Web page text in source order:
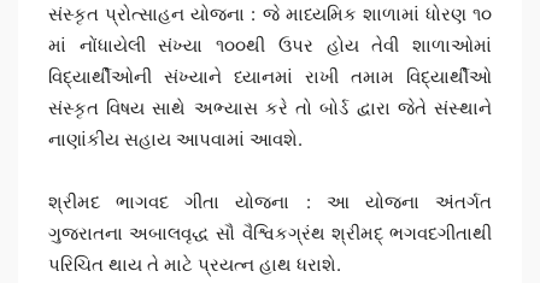
સંસ્કૃત પ્રોત્સાહન યોજના : જે માધ્યમિક શાળામાં ધોરણ ૧૦
માં નોંધાયેલી સંખ્યા ૧૦૦થી ઉપર હોય તેવી શાળાઓમાં
વિદ્યાર્થીઓની સંખ્યાને ધ્યાનમાં રાખી તમામ વિદ્યાર્થીઓ
સંસ્કૃત વિષય સાથે અભ્યાસ કરે તો બોર્ડ દ્વારા જેતે સંસ્થાને
નાણાંકીય સહાય આપવામાં આવશે.
શ્રીમદ ભાગવદ ગીતા યોજના : આ યોજના અંતર્ગત
ગુજરાતના અબાલવૃદ્ધ સૌ વૈશ્વિકગ્રંથ શ્રીમદ્ ભગવદગીતાથી
પરિચિત થાય તે માટે પ્રયત્ન હાથ ધરાશે.